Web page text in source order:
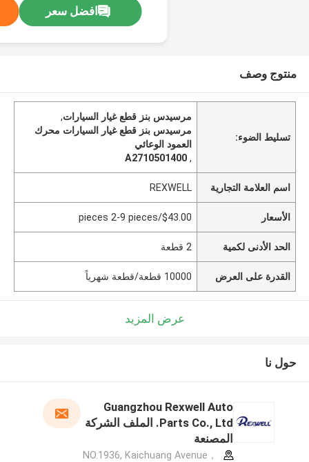
افضل سعر
منتوج وصف
تسليط الضوء:
مرسيدس بنز قطع غيار السيارات,
مرسيدس بنز قطع غيار السيارات محرك
العمود الوعائي
,
A2710501400
اسم العلامة التجارية REXWELL
الأسعار $43.00/pieces 2-9 pieces
الحد الأدنى لكمية 2 قطعة
القدرة على العرض 10000 قطعة/قطعة شهرياً
عرض المزيد
حول نا
Guangzhou Rexwell Auto
Parts Co., Ltd. الملف الشركة
المصنعة
NO.1936, Kaichuang Avenue，